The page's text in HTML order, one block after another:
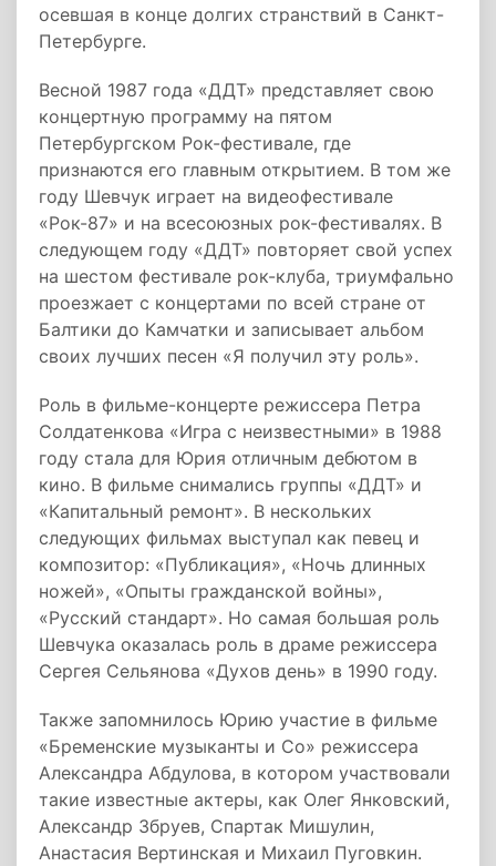
осевшая в конце долгих странствий в Санкт-
Петербурге.
Весной 1987 года «ДДТ» представляет свою
концертную программу на пятом
Петербургском Рок-фестивале, где
признаются его главным открытием. В том же
году Шевчук играет на видеофестивале
«Рок-87» и на всесоюзных рок-фестивалях. В
следующем году «ДДТ» повторяет свой успех
на шестом фестивале рок-клуба, триумфально
проезжает с концертами по всей стране от
Балтики до Камчатки и записывает альбом
своих лучших песен «Я получил эту роль».
Роль в фильме-концерте режиссера Петра
Солдатенкова «Игра с неизвестными» в 1988
году стала для Юрия отличным дебютом в
кино. В фильме снимались группы «ДДТ» и
«Капитальный ремонт». В нескольких
следующих фильмах выступал как певец и
композитор: «Публикация», «Ночь длинных
ножей», «Опыты гражданской войны»,
«Русский стандарт». Но самая большая роль
Шевчука оказалась роль в драме режиссера
Сергея Сельянова «Духов день» в 1990 году.
Также запомнилось Юрию участие в фильме
«Бременские музыканты и Со» режиссера
Александра Абдулова, в котором участвовали
такие известные актеры, как Олег Янковский,
Александр Збруев, Спартак Мишулин,
Анастасия Вертинская и Михаил Пуговкин.